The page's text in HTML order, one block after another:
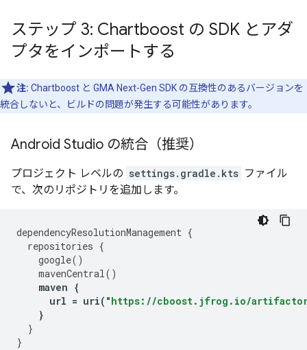
ステップ 3: Chartboost の SDK とアダ
プタをインポートする
注: Chartboost と GMA Next-Gen SDK の互換性のあるバージョンを
統合しないと、ビルドの問題が発生する可能性があります。
Android Studio の統合（推奨）
プロジェクト レベルの settings.gradle.kts ファイル
で、次のリポジトリを追加します。
dependencyResolutionManagement {
repositories {
google()
mavenCentral()
maven {
url = uri( "https://cboost.jfrog.io/
}
}
}